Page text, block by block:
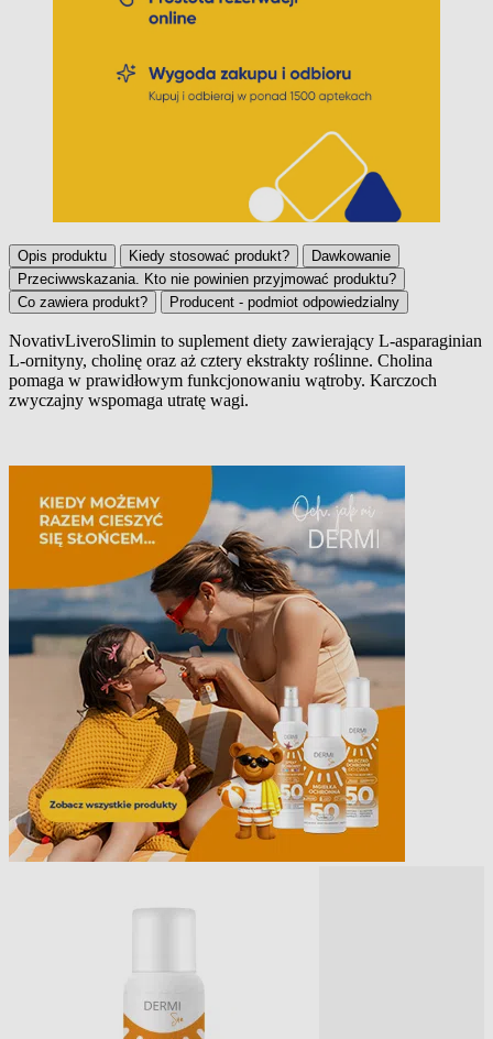
Opis produktu Kiedy stosować produkt?
Dawkowanie
Przeciwwskazania. Kto nie powinien przyjmować produktu?
Co zawiera produkt?
Producent - podmiot odpowiedzialny
Opis produktu
NovativLiveroSlimin to suplement diety zawierający L-asparaginian
L-ornityny, cholinę oraz aż cztery ekstrakty roślinne. Cholina
pomaga w prawidłowym funkcjonowaniu wątroby. Karczoch
zwyczajny wspomaga utratę wagi.